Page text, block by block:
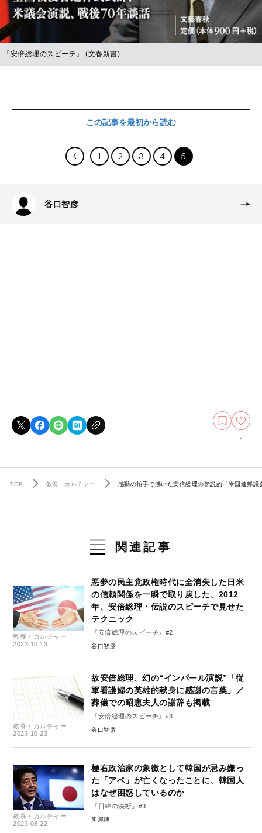
『安倍総理のスピーチ』 (文春新書)
この記事を最初から読む
1 2 3 4 5
谷口智彦
4
TOP 教養・カルチャー 感動の拍手で沸いた安倍総理の伝説的「米国連邦
関連記事
教養・カルチャー
2023.10.13
悪夢の民主党政権時代に全消失した日米
の信頼関係を一瞬で取り戻した、2012
年、安倍総理・伝説のスピーチで見せた
テクニック
『安倍総理のスピーチ』#2
谷口智彦
教養・カルチャー
2023.10.23
故安倍総理、幻の“インパール演説”「従
軍看護婦の英雄的献身に感謝の言葉」／
葬儀での昭恵夫人の謝辞も掲載
『安倍総理のスピーチ』#3
谷口智彦
教養・カルチャー
2023.08.22
極右政治家の象徴として韓国が忌み嫌っ
た「アベ」が亡くなったことに、韓国人
はなぜ困惑しているのか
『日韓の決断』#3
峯岸博